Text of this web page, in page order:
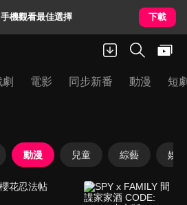
機觀看最佳選擇 下載
劇 電影 同步新番 動漫 短
動漫 兒童 綜藝 娛樂